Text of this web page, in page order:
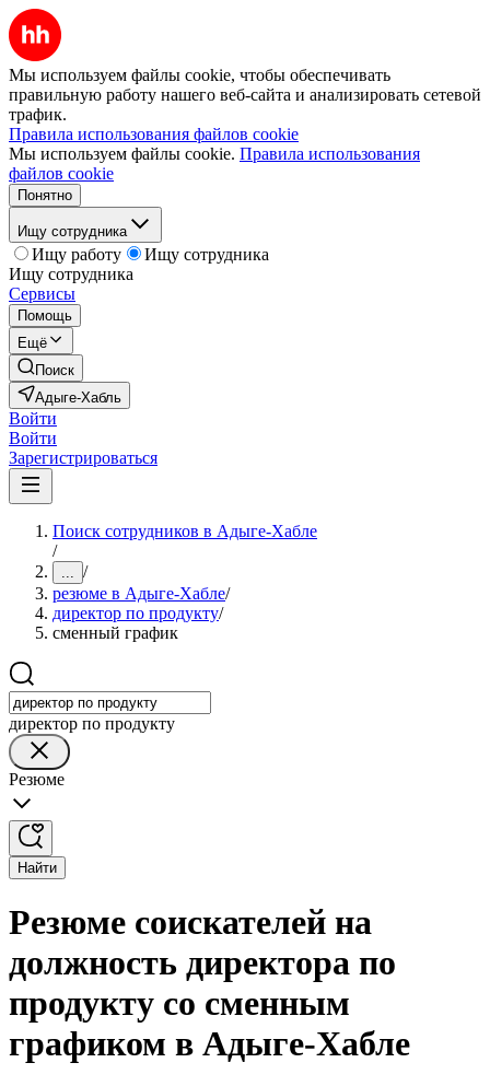
Мы используем файлы cookie, чтобы обеспечивать
правильную работу нашего веб-сайта и анализировать сетевой
трафик.
Правила использования файлов cookie
Мы используем файлы cookie. Правила использования
файлов cookie
Понятно
Ищу сотрудника
Ищу работу
Ищу сотрудника
Ищу сотрудника
Сервисы
Помощь
Ещё
Поиск
Адыге-Хабль
Войти
Войти
Зарегистрироваться
Поиск сотрудников в Адыге-Хабле
/
... /
резюме в Адыге-Хабле/
директор по продукту/
сменный график
директор по продукту
Резюме
Найти
Резюме соискателей на
должность директора по
продукту со сменным
графиком в Адыге-Хабле